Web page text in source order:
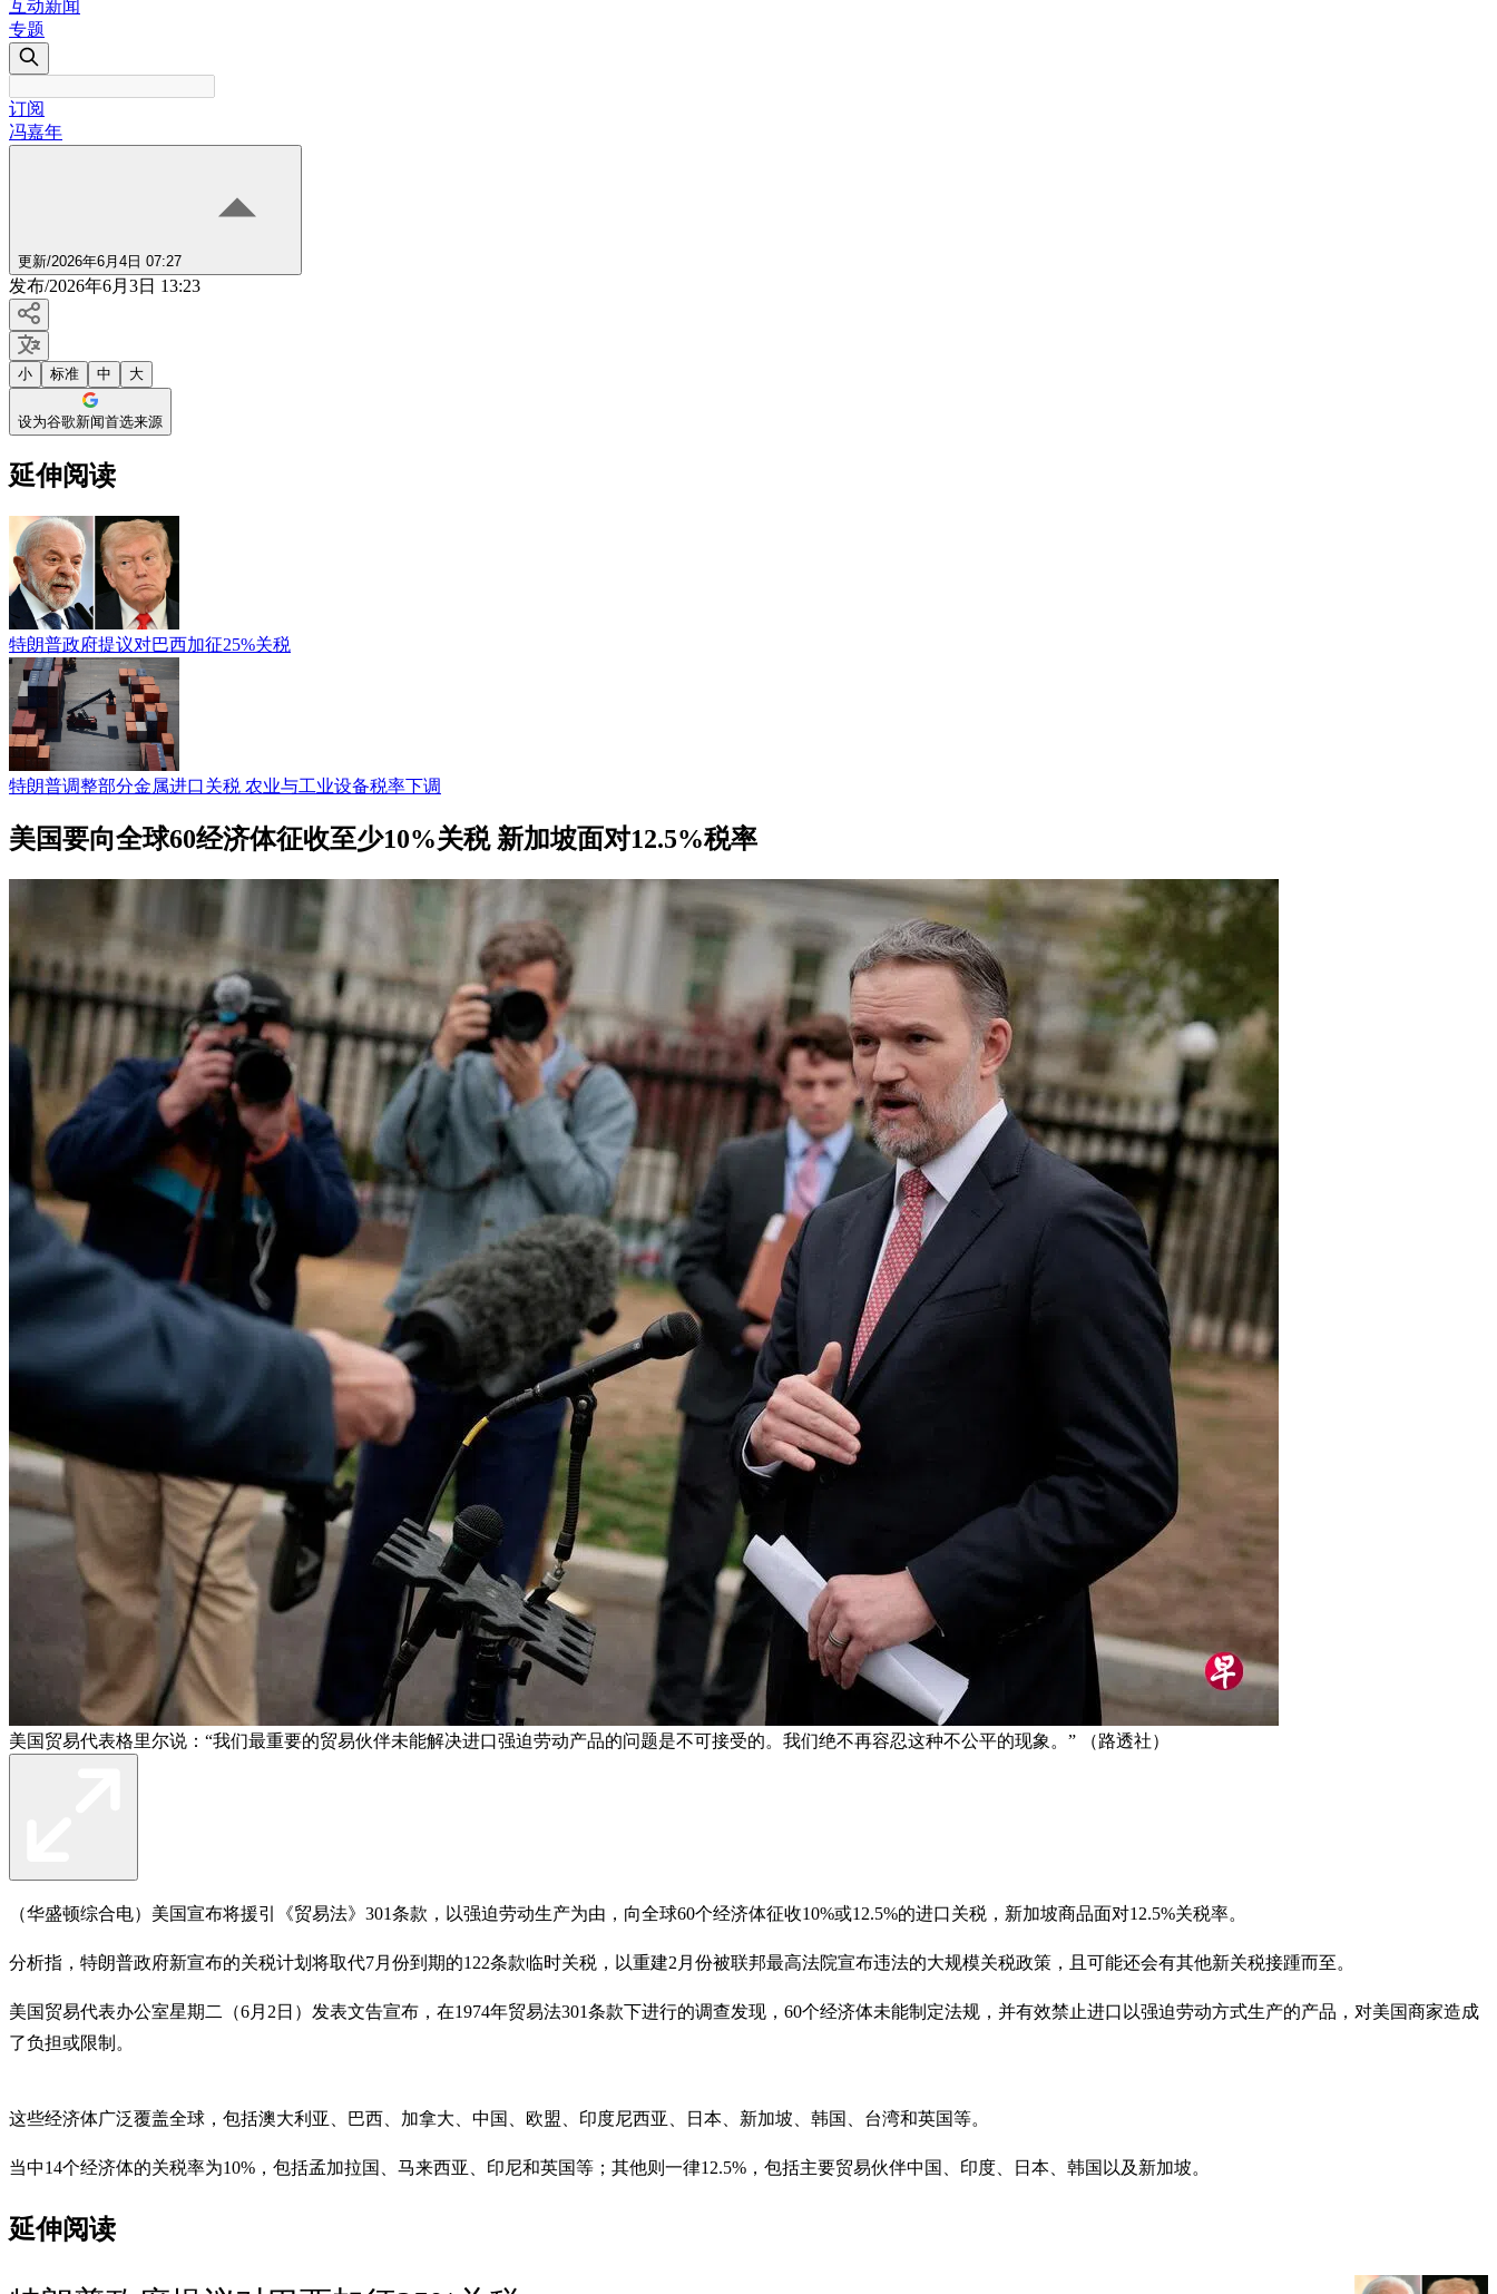
互动新闻
专题
订阅
冯嘉年
更新/2026年6月4日 07:27
发布/2026年6月3日 13:23
小 标准 中 大
设为谷歌新闻首选来源
延伸阅读
特朗普政府提议对巴西加征25%关税
特朗普调整部分金属进口关税 农业与工业设备税率下调
美国要向全球60经济体征收至少10%关税 新加坡面对12.5%税率
美国贸易代表格里尔说：“我们最重要的贸易伙伴未能解决进口强迫劳动产品的问题是不可接受的。我们绝不再容忍这种不公平的现象。” （路透社）
（华盛顿综合电）美国宣布将援引《贸易法》301条款，以强迫劳动生产为由，向全球60个经济体征收10%或12.5%的进口关税，新加坡商品面对12.5%关税率。
分析指，特朗普政府新宣布的关税计划将取代7月份到期的122条款临时关税，以重建2月份被联邦最高法院宣布违法的大规模关税政策，且可能还会有其他新关税接踵而至。
美国贸易代表办公室星期二（6月2日）发表文告宣布，在1974年贸易法301条款下进行的调查发现，60个经济体未能制定法规，并有效禁止进口以强迫劳动方式生产的产品，对美国商家造成
了负担或限制。
这些经济体广泛覆盖全球，包括澳大利亚、巴西、加拿大、中国、欧盟、印度尼西亚、日本、新加坡、韩国、台湾和英国等。
当中14个经济体的关税率为10%，包括孟加拉国、马来西亚、印尼和英国等；其他则一律12.5%，包括主要贸易伙伴中国、印度、日本、韩国以及新加坡。
延伸阅读